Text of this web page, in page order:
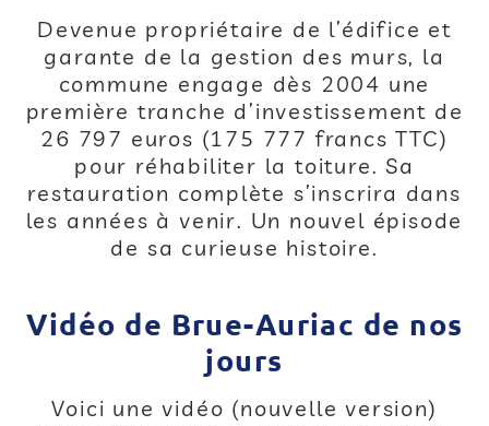
Devenue propriétaire de l’édifice et
garante de la gestion des murs, la
commune engage dès 2004 une
première tranche d’investissement de
26 797 euros (175 777 francs TTC)
pour réhabiliter la toiture. Sa
restauration complète s’inscrira dans
les années à venir. Un nouvel épisode
de sa curieuse histoire.
Vidéo de Brue-Auriac de nos
jours
Voici une vidéo (nouvelle version)